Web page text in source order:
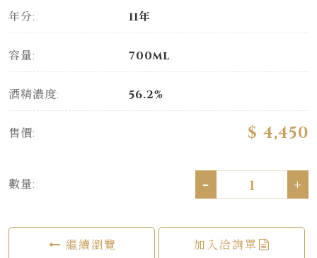
年分: 11年
容量: 700ml
酒精濃度: 56.2%
售價: $ 4,450
數量: - +
繼續瀏覽 加入洽詢單